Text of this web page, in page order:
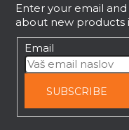
Enter your email
about new products
Email
SUBSCRIBE